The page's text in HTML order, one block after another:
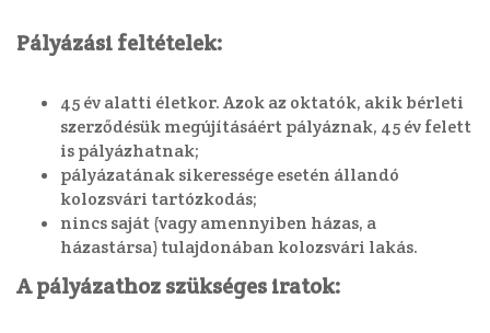
Pályázási feltételek:
45 év alatti életkor. Azok az oktatók, akik bérleti
szerződésük megújításáért pályáznak, 45 év felett
is pályázhatnak;
pályázatának sikeressége esetén állandó
kolozsvári tartózkodás;
nincs saját (vagy amennyiben házas, a
házastársa) tulajdonában kolozsvári lakás.
A pályázathoz szükséges iratok: